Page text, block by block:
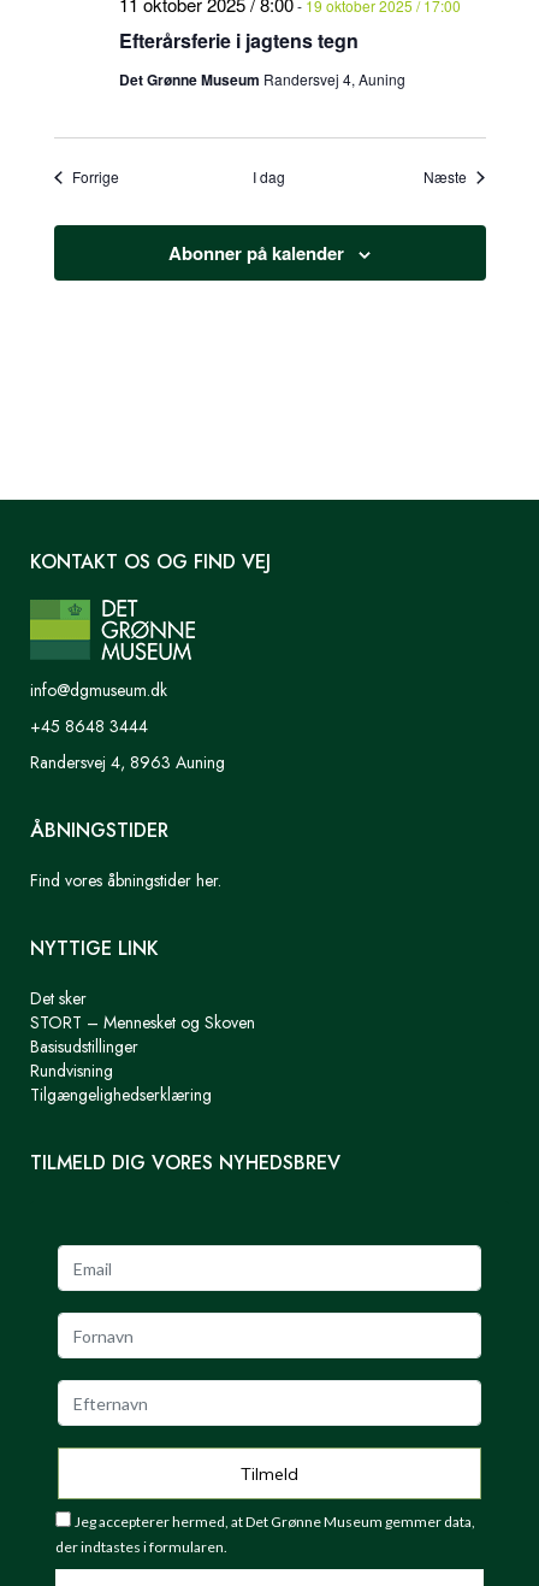
Efterårsferie i jagtens tegn
- 19 oktober 2025 / 17:00
Det Grønne Museum Randersvej 4, Auning
ForrigeBegivenheder I dag Næste
Abonner på kalender
KONTAKT OS OG FIND VEJ
info@dgmuseum.dk
+45 8648 3444
Randersvej 4, 8963 Auning
ÅBNINGSTIDER
Find vores åbningstider her.
NYTTIGE LINK
Det sker
STORT – Mennesket og Skoven
Basisudstillinger
Rundvisning
Tilgængelighedserklæring
TILMELD DIG VORES NYHEDSBREV
Jeg accepterer hermed, at Det Grønne Museum gemmer data,
der indtastes i formularen.